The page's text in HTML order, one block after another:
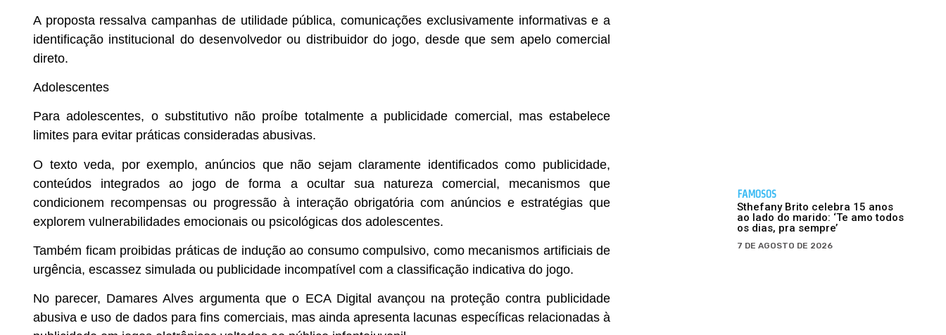
A proposta ressalva campanhas de utilidade pública, comunicações exclusivamente informativas e a
identificação institucional do desenvolvedor ou distribuidor do jogo, desde que sem apelo comercial
direto.
Adolescentes
Para adolescentes, o substitutivo não proíbe totalmente a publicidade comercial, mas estabelece
limites para evitar práticas consideradas abusivas.
O texto veda, por exemplo, anúncios que não sejam claramente identificados como publicidade,
conteúdos integrados ao jogo de forma a ocultar sua natureza comercial, mecanismos que
condicionem recompensas ou progressão à interação obrigatória com anúncios e estratégias que
explorem vulnerabilidades emocionais ou psicológicas dos adolescentes.
Também ficam proibidas práticas de indução ao consumo compulsivo, como mecanismos artificiais de
urgência, escassez simulada ou publicidade incompatível com a classificação indicativa do jogo.
No parecer, Damares Alves argumenta que o ECA Digital avançou na proteção contra publicidade
abusiva e uso de dados para fins comerciais, mas ainda apresenta lacunas específicas relacionadas à
FAMOSOS
Sthefany Brito celebra 15 anos
ao lado do marido: ‘Te amo todos
os dias, pra sempre’
7 DE AGOSTO DE 2026